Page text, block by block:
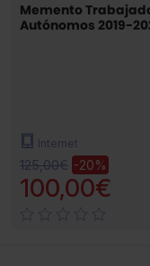
Memento
Autónomos 2019-
Internet
125,00€ -20%
100,00€